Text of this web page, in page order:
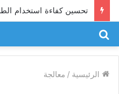
تحسين كفاءة استخدام
الرئيسية / معالجة